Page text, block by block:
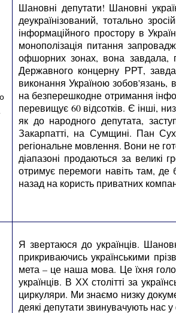
Шановні депутати! Шановні
деукраїнізований, тотально
інформаційного простору в
монополізація питання
офшорних зонах, вона завдала,
Державного концерну РРТ,
виконання Україною зобов'язань,
на безперешкодне отримання
перевищує 60 відсотків. Є інші,
як до народного депутата,
Закарпатті, на Сумщині. Пан
регіональне мовлення. Вони не
діапазоні продаються за великі
отримує перемоги навіть там, де
назад на користь приватних
Я звертаюся до українців.
прикриваючись українськими
мета – це наша мова. Це їхня
українців. В ХХ столітті за
циркуляри. Ми знаємо низку
деякі депутати звинувачують